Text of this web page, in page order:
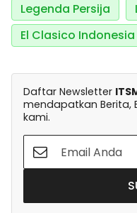
Legenda Persija
El Clasico Indonesia
Daftar Newsletter
mendapatkan Berita,
kami.